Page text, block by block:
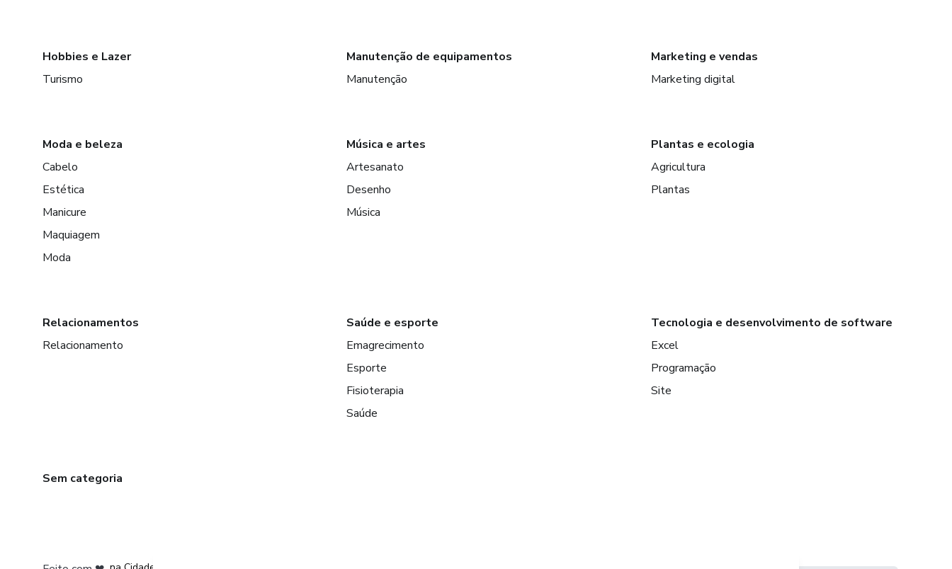
Hobbies e Lazer
Turismo
Manutenção de equipamentos
Manutenção
Marketing e vendas
Marketing digital
Moda e beleza
Cabelo
Estética
Manicure
Maquiagem
Moda
Música e artes
Artesanato
Desenho
Música
Plantas e ecologia
Agricultura
Plantas
Relacionamentos
Relacionamento
Saúde e esporte
Emagrecimento
Esporte
Fisioterapia
Saúde
Tecnologia e desenvolvimento de software
Excel
Programação
Site
Sem categoria
na Cidade do México